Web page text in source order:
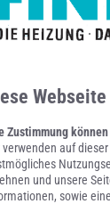
Zustimmung
verwenden auf
und unsere
sowie